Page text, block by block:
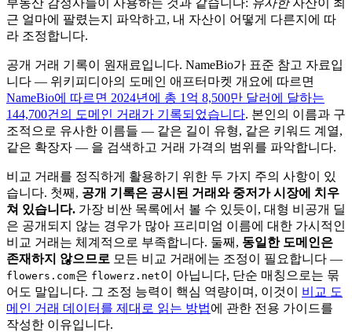
근 얼마에 팔렸는지 파악하고, 내 자산이 어떻게 다른지에 따
라 조정합니다.
공개 거래 기록이 원재료입니다. NameBio가 표준 참고 자료입
니다 — 위키피디아의 도메인 애프터마켓 개요에 따르면
NameBio에 따르면 2024년에 총 1억 8,500만 달러에 달하는
144,700건의 도메인 거래가 기록되었습니다. 본인의 이름과 구
조적으로 유사한 이름들 — 같은 길이 유형, 같은 키워드 계열,
같은 확장자 — 을 검색하고 거래 가격의 범위를 파악합니다.
비교 거래를 정직하게 활용하기 위한 두 가지 주의 사항이 있
습니다. 첫째, 공개 기록은 공시된 거래와 중저가 시장에 치우
쳐 있습니다. 가장 비싼 목록에서 볼 수 있듯이, 대형 비공개 딜
은 공개되지 않는 경우가 많아 프리미엄 이름에 대한 가시적인
비교 거래는 체계적으로 부족합니다. 둘째, 동일한 도메인은
존재하지 않으므로 모든 비교 거래에는 조정이 필요합니다 —
flowers.com은 flowerz.net이 아닙니다, 단순 매칭으로는 묶
어도 말입니다. 그 조정 능력이 핵심 역량이며, 이것이 비교 도
메인 거래 데이터를 제대로 읽는 방법에 관한 전용 가이드를
작성한 이유입니다.